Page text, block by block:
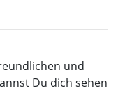
und
Du dich sehen